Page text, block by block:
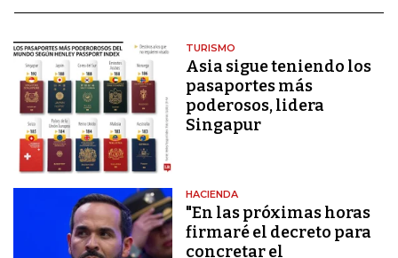
TURISMO
Asia sigue teniendo los
pasaportes más
poderosos, lidera
Singapur
HACIENDA
"En las próximas horas
firmaré el decreto para
concretar el